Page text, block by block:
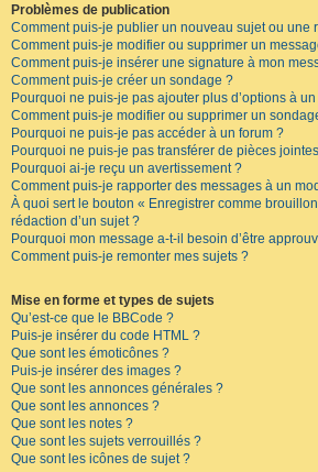
Problèmes de publication
Comment puis-je publier un nouveau sujet ou une
Comment puis-je modifier ou supprimer un
Comment puis-je insérer une signature à mon
Comment puis-je créer un sondage ?
Pourquoi ne puis-je pas ajouter plus d’options à
Comment puis-je modifier ou supprimer un
Pourquoi ne puis-je pas accéder à un forum ?
Pourquoi ne puis-je pas transférer de pièces
Pourquoi ai-je reçu un avertissement ?
Comment puis-je rapporter des messages à un
À quoi sert le bouton « Enregistrer comme
rédaction d’un sujet ?
Pourquoi mon message a-t-il besoin d’être
Comment puis-je remonter mes sujets ?
Mise en forme et types de sujets
Qu’est-ce que le BBCode ?
Puis-je insérer du code HTML ?
Que sont les émoticônes ?
Puis-je insérer des images ?
Que sont les annonces générales ?
Que sont les annonces ?
Que sont les notes ?
Que sont les sujets verrouillés ?
Que sont les icônes de sujet ?